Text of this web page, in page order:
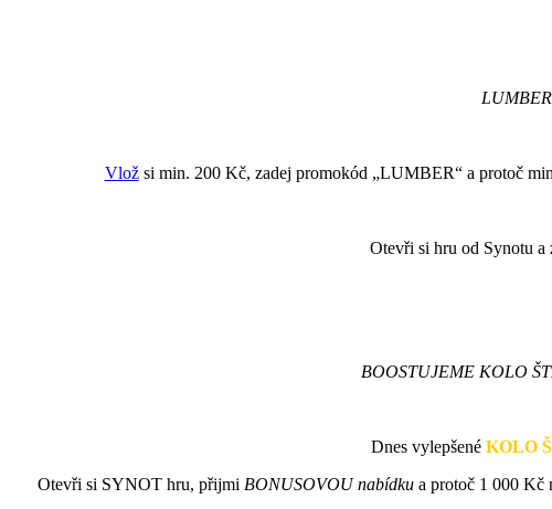
Vložsi min. 200 Kč, zadej promokód „LUMBER“ a protoč
Otevři si hru od Synotu a
BOOSTUJEME KOLO
Dnes vylepšené KOLO
Otevři si SYNOT hru, přijmi BONUSOVOU nabídkua protoč 1 000 Kč